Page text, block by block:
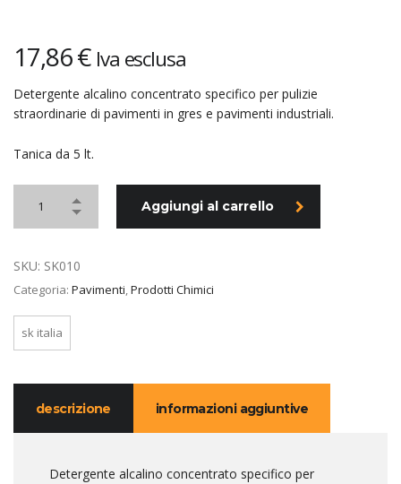
17,86€ Iva esclusa
Detergente alcalino concentrato specifico per pulizie
straordinarie di pavimenti in gres e pavimenti industriali.
Tanica da 5 lt.
Aggiungi al carrello
SKU: SK010
Categoria: Pavimenti,Prodotti Chimici
sk italia
descrizione informazioni aggiuntive
Detergente alcalino concentrato specifico per